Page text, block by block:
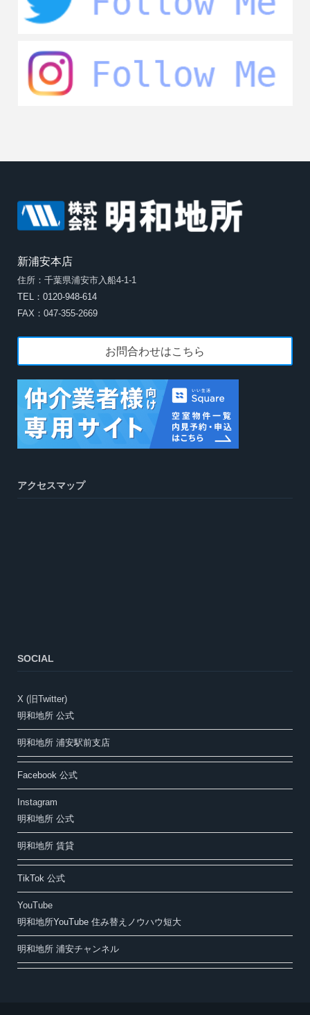
新浦安本店
住所：千葉県浦安市入船4-1-1
TEL：0120-948-614
FAX：047-355-2669
お問合わせはこちら
アクセスマップ
SOCIAL
X (旧Twitter)
明和地所 公式
明和地所 浦安駅前支店
Facebook 公式
Instagram
明和地所 公式
明和地所 賃貸
TikTok 公式
YouTube
明和地所YouTube 住み替えノウハウ短大
明和地所 浦安チャンネル